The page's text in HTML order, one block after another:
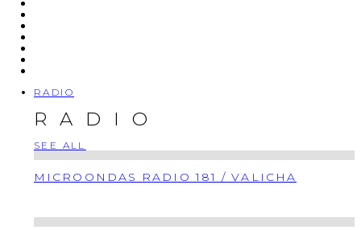
RADIO
RADIO
SEE ALL
MICROONDAS RADIO 181 / VALICHA